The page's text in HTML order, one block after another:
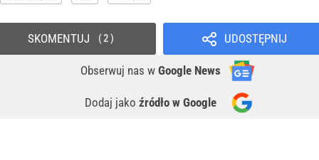
UDOSTĘPNIJ
Obserwuj nas w Google News
Dodaj jako źródło w Google
SKOMENTUJ 2